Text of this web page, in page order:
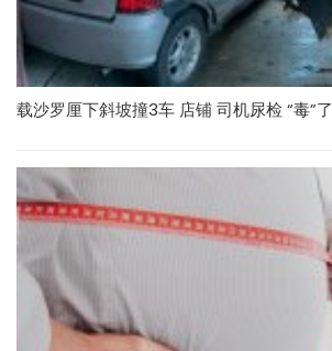
载沙罗厘下斜坡撞3车 店铺 司机尿检 “毒”了